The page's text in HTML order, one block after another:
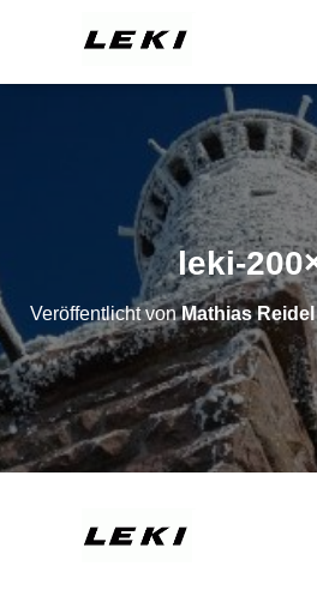
leki-
Veröffentlicht vonMathias Reidel